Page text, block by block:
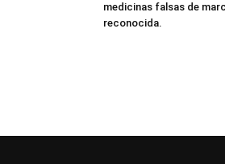
medicinas falsas de
reconocida.